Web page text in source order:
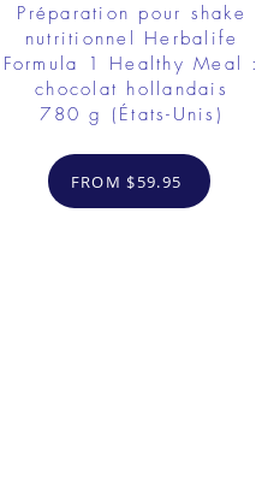
Préparation pour shake
nutritionnel Herbalife
Formula 1 Healthy Meal :
chocolat hollandais
780 g (États-Unis)
FROM $59.95